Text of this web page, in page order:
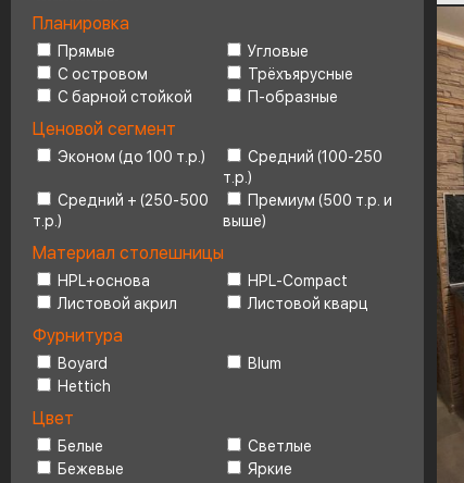
Ценовой сегмент
Планировка
Прямые
Угловые
С островом
Трёхъярусные
С барной стойкой
П-образные
Ценовой сегмент
Эконом (до 100 т.р.)
Средний (100-250
т.р.)
Средний + (250-500
т.р.)
Премиум (500 т.р. и
выше)
Материал столешницы
HPL+основа
HPL-Compact
Листовой акрил
Листовой кварц
Фурнитура
Boyard
Blum
Hettich
Цвет
Белые
Светлые
Бежевые
Яркие